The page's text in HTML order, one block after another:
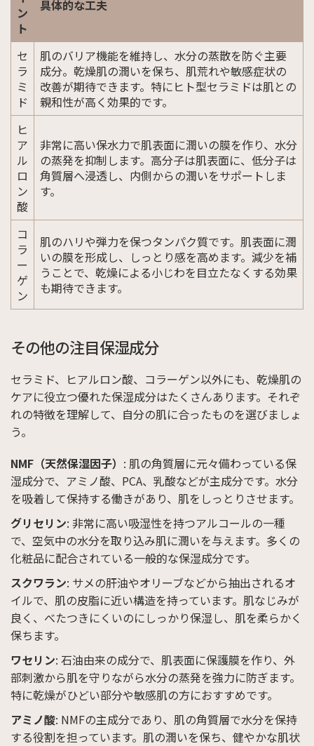
ン
ト
具体的な工夫
セ
ラ
ミ
ド
肌のバリア機能を維持し、水分の蒸散を防ぐ主要
成分。乾燥肌の潤いを保ち、肌荒れや敏感症状の
改善が期待できます。特にヒト型セラミドは肌との
親和性が高く効果的です。
ヒ
ア
ル
ロ
ン
酸
非常に高い保水力で肌表面に潤いの膜を作り、水分
の蒸発を抑制します。高分子は肌表面に、低分子は
角質層へ浸透し、内側からの潤いをサポートしま
す。
コ
ラ
ー
ゲ
ン
肌のハリや弾力を保つタンパク質です。肌表面に潤
いの膜を形成し、しっとり感を高めます。減少を補
うことで、乾燥による小じわを目立たなくする効果
も期待できます。
その他の注目保湿成分
セラミド、ヒアルロン酸、コラーゲン以外にも、乾燥肌の
ケアに役立つ優れた保湿成分はたくさんあります。それぞ
れの特徴を理解して、自分の肌に合ったものを選びましょ
う。
NMF（天然保湿因子） : 肌の角質層に元々備わっている保
湿成分で、アミノ酸、PCA、乳酸などが主成分です。水分
を吸着して保持する働きがあり、肌をしっとりさせます。
グリセリン: 非常に高い吸湿性を持つアルコールの一種
で、空気中の水分を取り込み肌に潤いを与えます。多くの
化粧品に配合されている一般的な保湿成分です。
スクワラン: サメの肝油やオリーブなどから抽出されるオ
イルで、肌の皮脂に近い構造を持っています。肌なじみが
良く、べたつきにくいのにしっかり保湿し、肌を柔らかく
保ちます。
ワセリン: 石油由来の成分で、肌表面に保護膜を作り、外
部刺激から肌を守りながら水分の蒸発を強力に防ぎます。
特に乾燥がひどい部分や敏感肌の方におすすめです。
アミノ酸: NMFの主成分であり、肌の角質層で水分を保持
する役割を担っています。肌の潤いを保ち、健やかな肌状